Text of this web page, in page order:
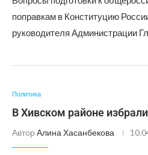
поправкам в Конституцию
руководителя Администрации
Политика
В Хивском районе
Автор Алина Хасанбекова